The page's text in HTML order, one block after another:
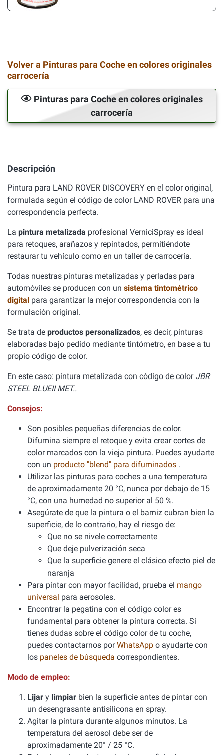
Volver a Pinturas para Coche en colores originales
carrocería
Pinturas para Coche en colores originales
carrocería
Descripción
Pintura para LAND ROVER DISCOVERY en el color original,
formulada según el código de color LAND ROVER para una
correspondencia perfecta.
La pintura metalizada profesional VerniciSpray es ideal
para retoques, arañazos y repintados, permitiéndote
restaurar tu vehículo como en un taller de carrocería.
Todas nuestras pinturas metalizadas y perladas para
automóviles se producen con un sistema tintométrico
digital para garantizar la mejor correspondencia con la
formulación original.
Se trata de productos personalizados, es decir, pinturas
elaboradas bajo pedido mediante tintómetro, en base a tu
propio código de color.
En este caso: pintura metalizada con código de color JBR
STEEL BLUEII MET..
Consejos:
Son posibles pequeñas diferencias de color.
Difumina siempre el retoque y evita crear cortes de
color marcados con la vieja pintura. Puedes ayudarte
con un producto "blend" para difuminados .
Utilizar las pinturas para coches a una temperatura
de aproximadamente 20 °C, nunca por debajo de 15
°C, con una humedad no superior al 50 %.
Asegúrate de que la pintura o el barniz cubran bien la
superficie, de lo contrario, hay el riesgo de:
Que no se nivele correctamente
Que deje pulverización seca
Que la superficie genere el clásico efecto piel de
naranja
Para pintar con mayor facilidad, prueba el mango
universal para aerosoles.
Encontrar la pegatina con el código color es
fundamental para obtener la pintura correcta. Si
tienes dudas sobre el código color de tu coche,
puedes contactarnos porWhatsApp o ayudarte con
los paneles de búsqueda correspondientes.
Modo de empleo:
Lijar y limpiar bien la superficie antes de pintar con
un desengrasante antisilicona en spray.
Agitar la pintura durante algunos minutos. La
temperatura del aerosol debe ser de
aproximadamente 20° / 25 °C.